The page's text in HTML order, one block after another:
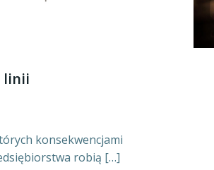
linii
konsekwencjami
robią […]